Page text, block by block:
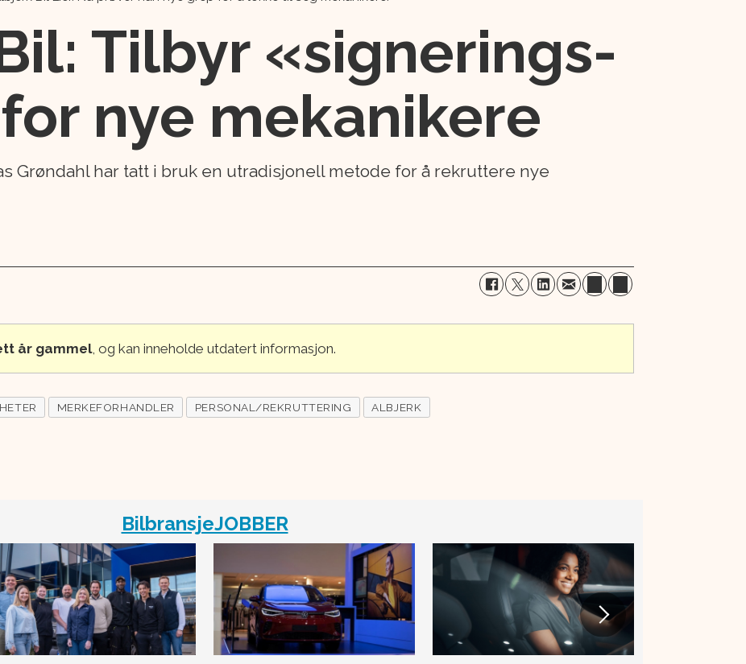
Tilbyr «signerings-
nye mekanikere
Grøndahl har tatt i bruk en utradisjonell metode for å rekruttere nye
år gammel, og kan inneholde utdatert informasjon.
MERKEFORHANDLER PERSONAL/REKRUTTERING ALBJERK
BilbransjeJOBBER